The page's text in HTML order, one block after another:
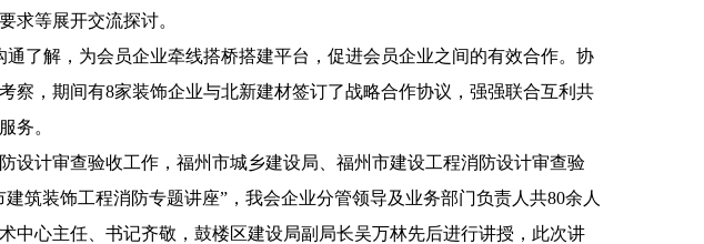
求等展开交流探讨。
了解，为会员企业牵线搭桥搭建平台，促进会员企业之间的有效合作。协
察，期间有8家装饰企业与北新建材签订了战略合作协议，强强联合互利共
务。
设计审查验收工作，福州市城乡建设局、福州市建设工程消防设计审查验
筑装饰工程消防专题讲座”，我会企业分管领导及业务部门负责人共80余人
中心主任、书记齐敬，鼓楼区建设局副局长吴万林先后进行讲授，此次讲